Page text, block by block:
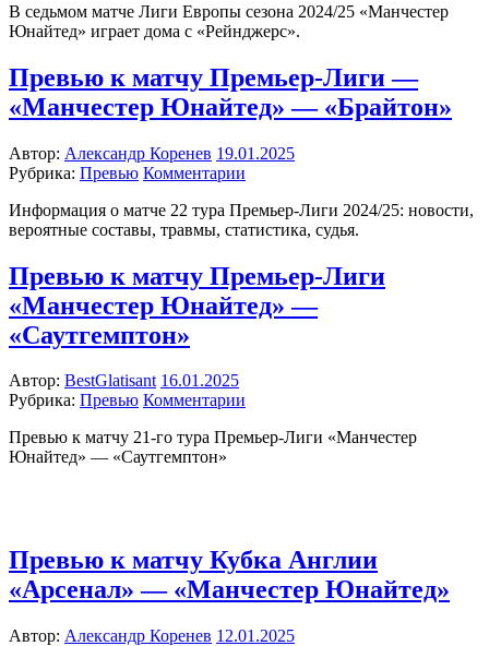
В седьмом матче Лиги Европы сезона 2024/25 «Манчестер
Юнайтед» играет дома с «Рейнджерс».
Превью к матчу Премьер-Лиги —
«Манчестер Юнайтед» — «Брайтон»
Автор: Александр Коренев 19.01.2025
Рубрика: Превью Комментарии
Информация о матче 22 тура Премьер-Лиги 2024/25: новости,
вероятные составы, травмы, статистика, судья.
Превью к матчу Премьер-Лиги
«Манчестер Юнайтед» —
«Саутгемптон»
Автор: BestGlatisant 16.01.2025
Рубрика: Превью Комментарии
Превью к матчу 21-го тура Премьер-Лиги «Манчестер
Юнайтед» — «Саутгемптон»
Превью к матчу Кубка Англии
«Арсенал» — «Манчестер Юнайтед»
Автор: Александр Коренев 12.01.2025